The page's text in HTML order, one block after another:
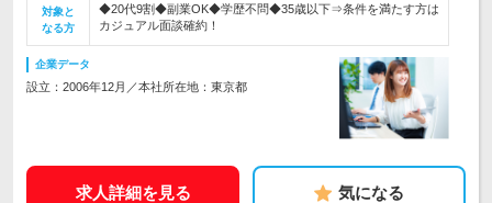
対象と
なる方
◆20代9割◆副業OK◆学歴不問◆35歳以下⇒条件を満たす方は
カジュアル面談確約！
企業データ
設立：2006年12月／本社所在地：東京都
求人詳細を見る 気になる